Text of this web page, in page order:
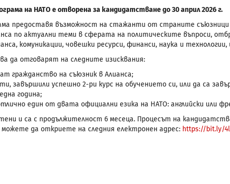
на НАТО е отворена за кандидатстване до 30 април 2026 г.
предоставя възможност на стажанти от страните
по актуални теми в сферата на политическите въпроси,
комуникации, човешки ресурси, финанси, наука и
да отговарят на следните изисквания:
гражданство на съюзник в Алианса;
завършили успешно 2-ри курс на обучението си, или да са
година;
един от двата официални езика на НАТО: английски или
и са с продължителност 6 месеца. Процесът на
да откриете на следния електронен адрес: https://bit.ly/